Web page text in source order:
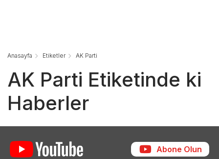
Anasayfa Etiketler AK Parti
AK Parti Etiketinde ki
Haberler
Abone Olun